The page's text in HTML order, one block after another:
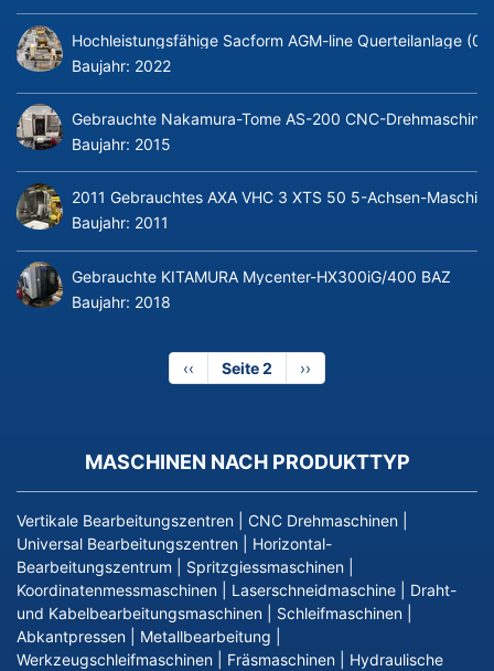
Hochleistungsfähige Sacform AGM-line Querteilanlage
Baujahr: 2022
Gebrauchte Nakamura-Tome AS-200 CNC-
Baujahr: 2015
2011 Gebrauchtes AXA VHC 3 XTS 50 5-Achsen-
Baujahr: 2011
Gebrauchte KITAMURA Mycenter-HX300iG/400 BAZ
Baujahr: 2018
Vorherige
Seite
‹‹ Seite 2
Nächste
Seite
››
MASCHINEN NACH PRODUKTTYP
Vertikale Bearbeitungszentren CNC Drehmaschinen
Universal Bearbeitungszentren
Horizontal-
Bearbeitungszentrum
Spritzgiessmaschinen
Koordinatenmessmaschinen
Laserschneidmaschine
Draht-
und Kabelbearbeitungsmaschinen
Schleifmaschinen
Abkantpressen
Metallbearbeitung
Werkzeugschleifmaschinen
Fräsmaschinen
Hydraulische